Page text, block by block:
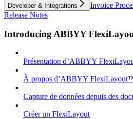
Developer & Integrations
Invoice
Release Notes
Introducing ABBYY
Présentation d’ABBYY
À propos d’ABBYY
Capture de données depuis des
Créer un FlexiLayout